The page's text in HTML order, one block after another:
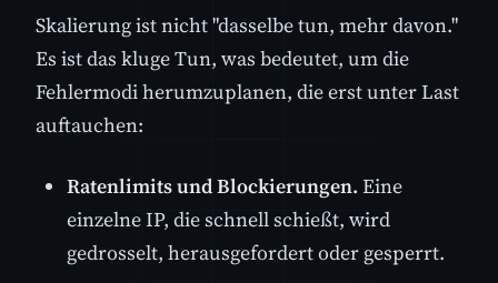
Skalierung ist nicht "dasselbe tun, mehr davon."
Es ist das kluge Tun, was bedeutet, um die
Fehlermodi herumzuplanen, die erst unter Last
auftauchen:
Ratenlimits und Blockierungen. Eine
einzelne IP, die schnell schießt, wird
gedrosselt, herausgefordert oder gesperrt.